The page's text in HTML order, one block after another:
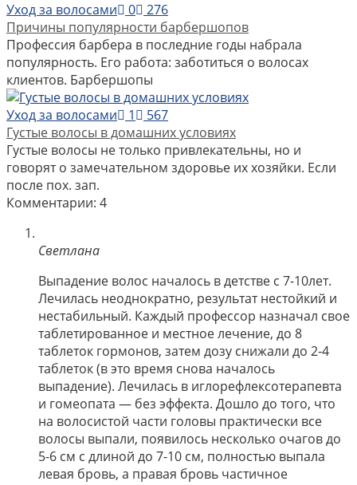
Уход за волосами
0
276
Причины популярности барбершопов
Профессия барбера в последние годы набрала
популярность. Его работа: заботиться о волосах
клиентов. Барбершопы
Уход за волосами
1
567
Густые волосы в домашних условиях
Густые волосы не только привлекательны, но и
говорят о замечательном здоровье их хозяйки. Если
после пох. зап.
Комментарии: 4
Светлана
Выпадение волос началось в детстве с 7-10лет.
Лечилась неоднократно, результат нестойкий и
нестабильный. Каждый профессор назначал свое
таблетированное и местное лечение, до 8
таблеток гормонов, затем дозу снижали до 2-4
таблеток (в это время снова началось
выпадение). Лечилась в иглорефлексотерапевта
и гомеопата — без эффекта. Дошло до того, что
на волосистой части головы практически все
волосы выпали, появилось несколько очагов до
5-6 см с длиной до 7-10 см, полностью выпала
левая бровь, а правая бровь частичное